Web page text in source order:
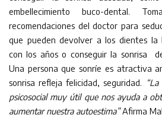
embellecimiento buco-dental.
recomendaciones del doctor para
que pueden devolver a los dientes la
con los años o conseguir la sonrisa
Una persona que sonríe es atractiva
sonrisa refleja felicidad, seguridad.
psicosocial muy útil que nos ayuda a
aumentar nuestra autoestima”Afirma